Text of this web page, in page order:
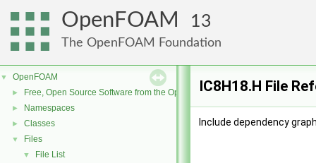
OpenFOAM 13
The OpenFOAM Foundation
▼ OpenFOAM
► Free, Open Source Software from the OpenFOAM Foundation
► Namespaces
► Classes
▼ Files
▼ File List
IC8H18.H File
Include dependency